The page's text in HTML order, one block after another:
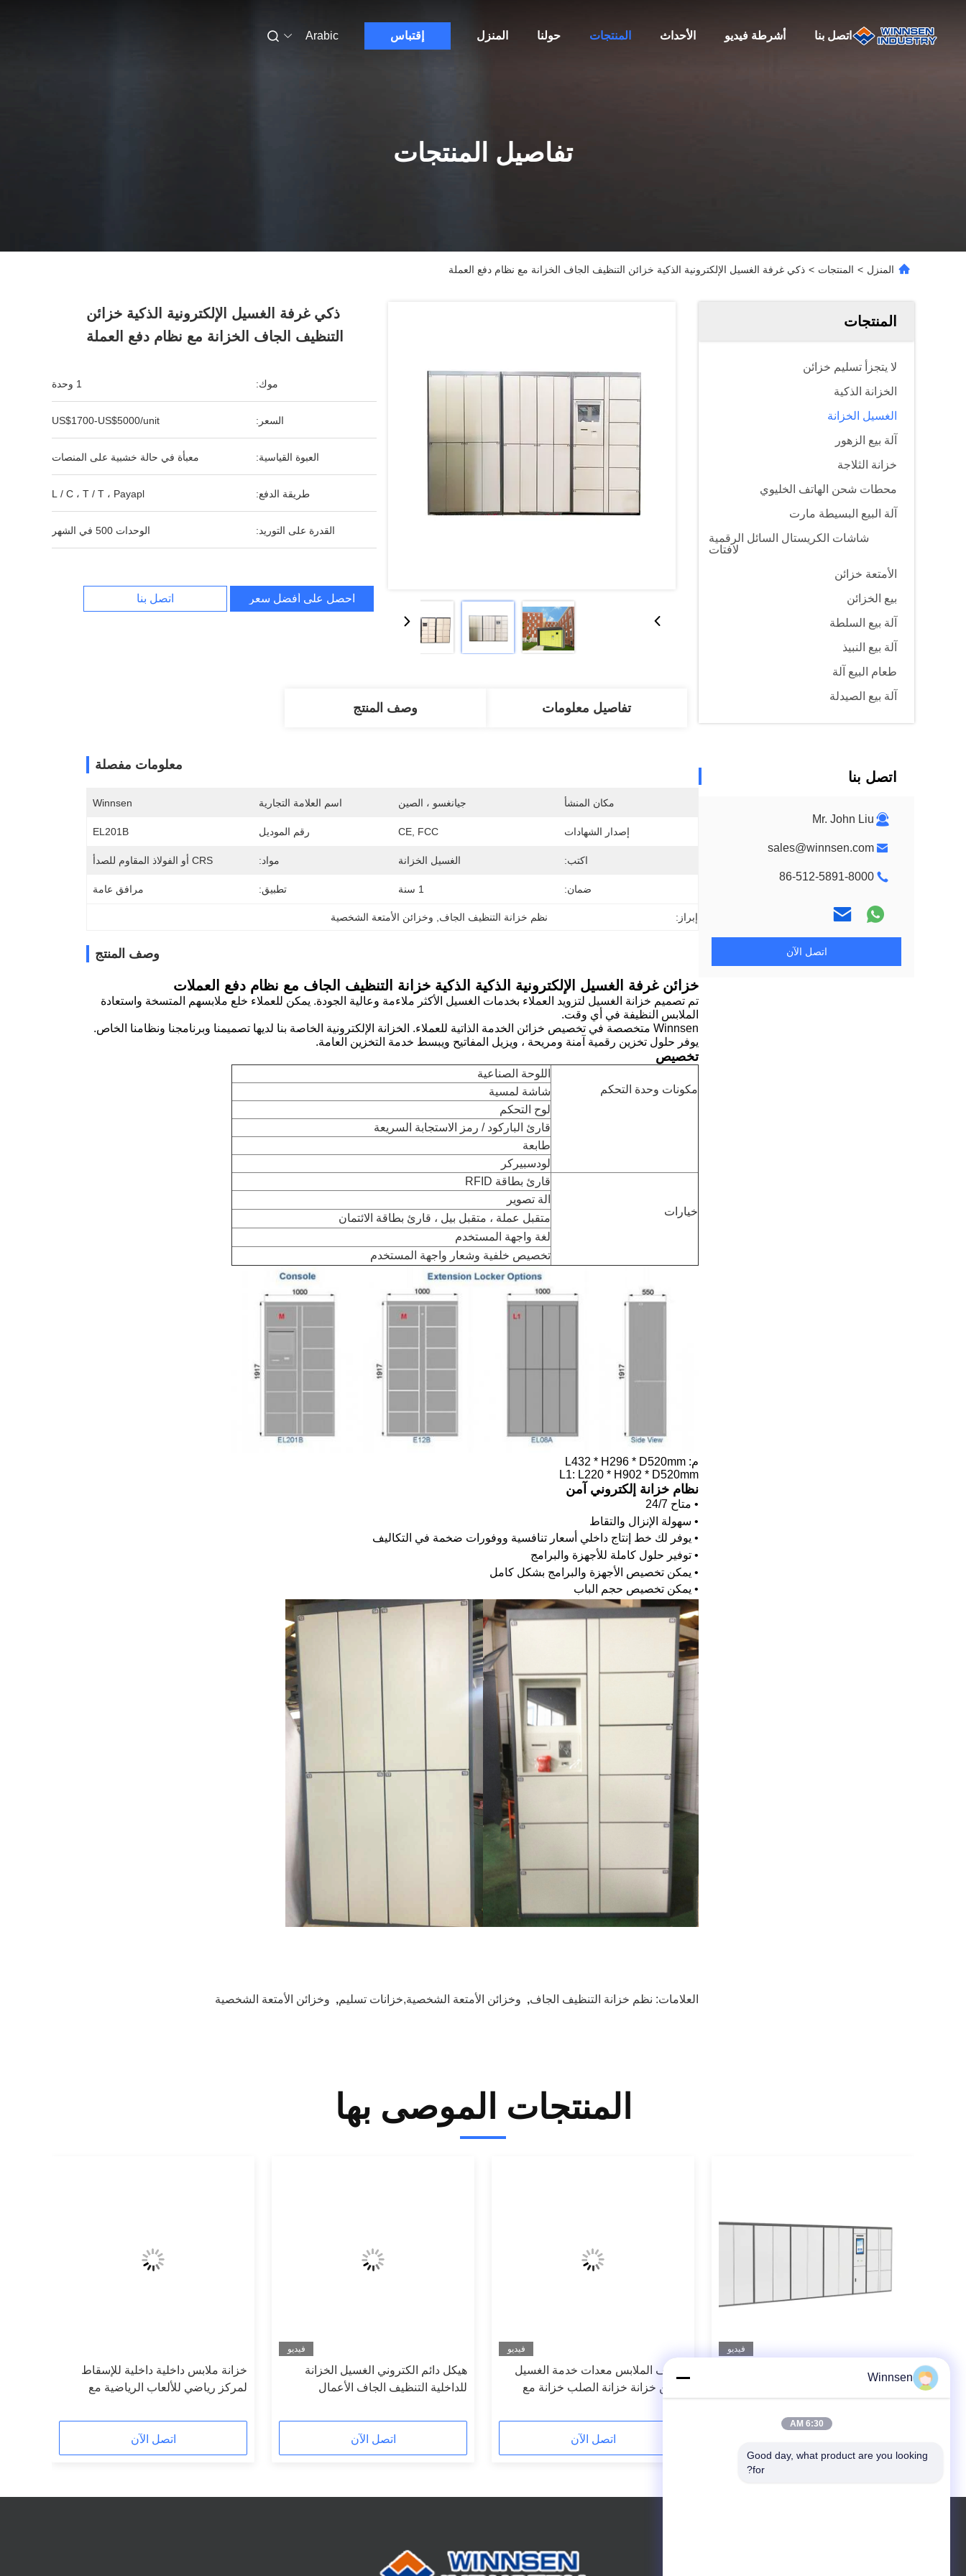
المنزل حولنا المنتجات الأحداث أشرطة فيديو اتصل بنا إقتباس Arabic
تفاصيل المنتجات
المنزل > المنتجات > ذكي غرفة الغسيل الإلكترونية الذكية خزائن التنظيف الجاف الخزانة مع نظام دفع العملة
المنتجات
لا يتجزأ تسليم خزائن
الخزانة الذكية
الغسيل الخزانة
آلة بيع الزهور
خزانة الثلاجة
محطات شحن الهاتف الخليوي
آلة البيع البسيطة مارت
شاشات الكريستال السائل الرقمية
لافتات
الأمتعة خزائن
بيع الخزائن
آلة بيع السلطة
آلة بيع النبيذ
طعام البيع آلة
آلة بيع الصيدلة
اتصل بنا
Mr. John Liu
sales@winnsen.com
86-512-5891-8000
اتصل الآن
ذكي غرفة الغسيل الإلكترونية الذكية خزائن
التنظيف الجاف الخزانة مع نظام دفع العملة
موك: 1 وحدة
السعر: US$1700-US$5000/unit
العبوة القياسية: معبأة في حالة خشبية على المنصات
طريقة الدفع: L / C ، T / T ، Payapl
القدرة على التوريد: الوحدات 500 في الشهر
احصل على أفضل سعر اتصل بنا
تفاصيل معلومات وصف المنتج
معلومات مفصلة
مكان المنشأ جيانغسو ، الصين اسم العلامة التجارية Winnsen
إصدار الشهادات CE, FCC رقم الموديل EL201B
اكتب: الغسيل الخزانة مواد: CRS أو الفولاذ المقاوم للصدأ
ضمان: 1 سنة تطبيق: مرافق عامة
إبراز: نظم خزانة التنظيف الجاف وخزائن الأمتعة الشخصية
وصف المنتج
خزائن غرفة الغسيل الإلكترونية الذكية الذكية خزانة التنظيف الجاف مع نظام دفع العملات
تم تصميم خزانة الغسيل لتزويد العملاء بخدمات الغسيل الأكثر ملاءمة وعالية الجودة. يمكن للعملاء خلع ملابسهم المتسخة واستعادة
الملابس النظيفة في أي وقت.
Winnsen متخصصة في تخصيص خزائن الخدمة الذاتية للعملاء.
الخزانة الإلكترونية الخاصة بنا لديها تصميمنا وبرنامجنا ونظامنا الخاص.
يوفر حلول تخزين رقمية آمنة ومريحة ، ويزيل المفاتيح ويبسط خدمة التخزين العامة.
تخصيص
مكونات وحدة التحكم
اللوحة الصناعية
شاشة لمسية
لوح التحكم
قارئ الباركود / رمز الاستجابة السريعة
طابعة
لودسبيركر
خيارات
قارئ بطاقة RFID
الة تصوير
متقبل عملة ، متقبل بيل ، قارئ بطاقة الائتمان
لغة واجهة المستخدم
تخصيص خلفية وشعار واجهة المستخدم
م: L432 * H296 * D520mm
L1: L220 * H902 * D520mm
نظام خزانة إلكتروني آمن
• متاح 24/7
• سهولة الإنزال والتقاط
• يوفر لك خط إنتاج داخلي أسعار تنافسية ووفورات ضخمة في التكاليف
• توفير حلول كاملة للأجهزة والبرامج
• يمكن تخصيص الأجهزة والبرامج بشكل كامل
• يمكن تخصيص حجم الباب
العلامات: نظم خزانة التنظيف الجاف, وخزائن الأمتعة الشخصية,خزانات تسليم, وخزائن الأمتعة الشخصية
المنتجات الموصى بها
فيديو فيديو
تجفيف الملابس معدات خدمة الغسيل
تخزين خزانة خزانة الصلب خزانة مع
اتصل الآن
فيديو
هيكل دائم الكتروني الغسيل الخزانة
للداخلية التنظيف الجاف الأعمال
اتصل الآن
خزانة ملابس داخلية داخلية للإسقاط
لمركز رياضي للألعاب الرياضية مع
اتصل الآن
Winnsen
6:30 AM
Good day, what product are you looking
for?